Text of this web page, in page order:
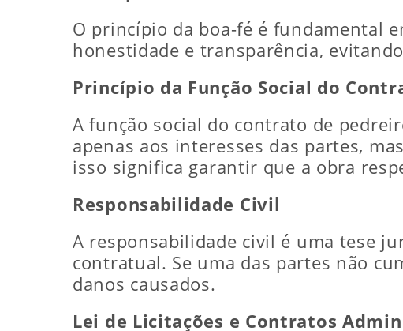
O princípio da boa-fé é fundamental
honestidade e transparência,
Princípio da Função Social do
A função social do contrato de
apenas aos interesses das partes,
isso significa garantir que a obra
Responsabilidade Civil
A responsabilidade civil é uma tese
contratual. Se uma das partes não
danos causados.
Lei de Licitações e Contratos